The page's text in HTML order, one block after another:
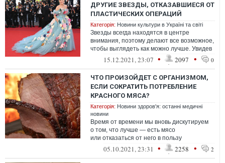
ДРУГИЕ ЗВЕЗДЫ, ОТКАЗАВШИЕСЯ ОТ
ПЛАСТИЧЕСКИХ ОПЕРАЦИЙ
Категорія: Новини культури в Україні та світі
Звезды всегда находятся в центре
внимания, поэтому делают все возможное,
чтобы выглядеть как можно лучше. Увидев
первые возрастные изменения во
15.12.2021, 23:07 • 2097 • 0
ЧТО ПРОИЗОЙДЕТ С ОРГАНИЗМОМ,
ЕСЛИ СОКРАТИТЬ ПОТРЕБЛЕНИЕ
КРАСНОГО МЯСА?
Категорія: Новини здоров'я: останні медичні
новини
Время от времени мы вновь дискутируем
о том, что лучше — есть мясо
или отказаться от него в пользу
вегетарианства.
05.10.2021, 23:31 • 2258 • 2